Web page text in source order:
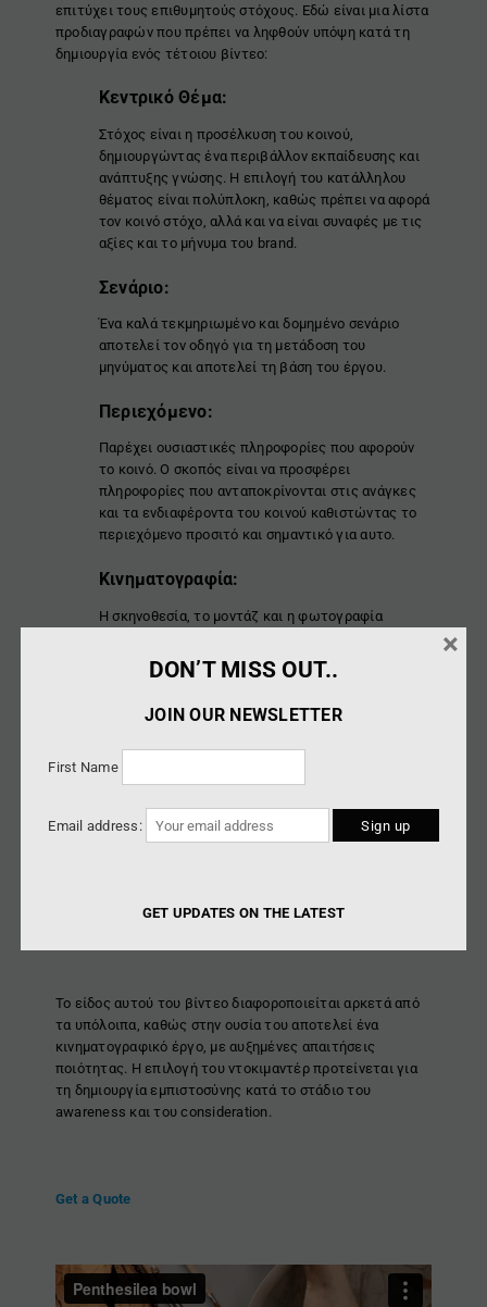
επιτύχει τους επιθυμητούς στόχους. Εδώ είναι μια λίστα
προδιαγραφών που πρέπει να ληφθούν υπόψη κατά τη
δημιουργία ενός τέτοιου βίντεο:
Κεντρικό Θέμα:
Στόχος είναι η προσέλκυση του κοινού,
δημιουργώντας ένα περιβάλλον εκπαίδευσης και
ανάπτυξης γνώσης. Η επιλογή του κατάλληλου
θέματος είναι πολύπλοκη, καθώς πρέπει να αφορά
τον κοινό στόχο, αλλά και να είναι συναφές με τις
αξίες και το μήνυμα του brand.
Σενάριο:
Ένα καλά τεκμηριωμένο και δομημένο σενάριο
αποτελεί τον οδηγό για τη μετάδοση του
μηνύματος και αποτελεί τη βάση του έργου.
Περιεχόμενο:
Παρέχει ουσιαστικές πληροφορίες που αφορούν
το κοινό. Ο σκοπός είναι να προσφέρει
πληροφορίες που ανταποκρίνονται στις ανάγκες
και τα ενδιαφέροντα του κοινού καθιστώντας το
περιεχόμενο προσιτό και σημαντικό για αυτο.
Κινηματογραφία:
Η σκηνοθεσία, το μοντάζ και η φωτογραφία
κινηματογραφικής εμπειρίας. Η επιμέλεια των
εικόνων, οι εναλλαγές σκηνών και πλάνων, καθώς
ποιότητα και την αποδοτικότητα του ντοκιμαντέρ.
Μουσική και Ήχος:
Ενσωμάτωση μουσικής και ήχου που ενισχύουν την
ατμόσφαιρα και τα συναισθήματα, προσφέροντας
ντοκιμαντέρ.
Το είδος αυτού του βίντεο διαφοροποιείται αρκετά από
τα υπόλοιπα, καθώς στην ουσία του αποτελεί ένα
κινηματογραφικό έργο, με αυξημένες απαιτήσεις
ποιότητας. Η επιλογή του ντοκιμαντέρ προτείνεται για
τη δημιουργία εμπιστοσύνης κατά το στάδιο του
awareness και του consideration.
Get a Quote
DON’T MISS OUT..
JOIN OUR NEWSLETTER
First Name
Email address:
GET UPDATES ON THE LATEST
×